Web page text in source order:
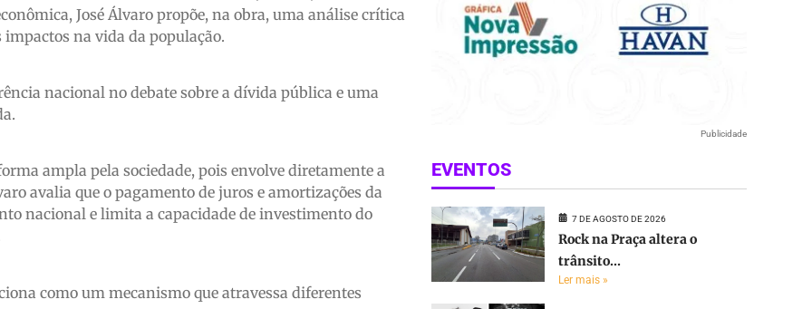
José Álvaro propõe, na obra, uma análise crítica
na vida da população.
nacional no debate sobre a dívida pública e uma
ampla pela sociedade, pois envolve diretamente a
avalia que o pagamento de juros e amortizações da
nacional e limita a capacidade de investimento do
como um mecanismo que atravessa diferentes
Publicidade
EVENTOS
7 DE AGOSTO DE 2026
Rock na Praça altera o
trânsito...
Ler mais »